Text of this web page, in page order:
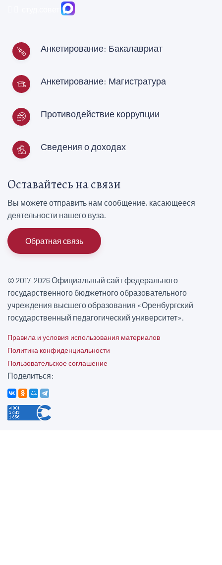
Анкетирование: Бакалавриат
Анкетирование: Магистратура
Противодействие коррупции
Сведения о доходах
Оставайтесь на связи
Вы можете отправить нам сообщение, касающееся
деятельности нашего вуза.
Обратная связь
© 2017-2026 Официальный сайт федерального
государственного бюджетного образовательного
учреждения высшего образования «Оренбургский
государственный педагогический университет».
Правила и условия использования материалов
Политика конфиденциальности
Пользовательское соглашение
Поделиться: